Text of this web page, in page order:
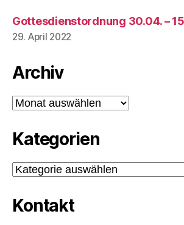
Gottesdienstordnung 30.04. –
29. April 2022
Archiv
Archiv
Kategorien
Kategorien
Kontakt